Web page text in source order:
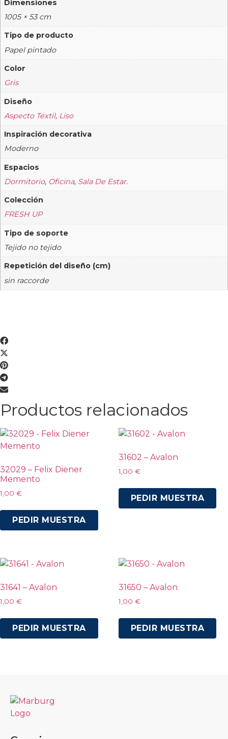
Dimensiones
1005 × 53 cm
Tipo de producto
Papel pintado
Color
Gris
Diseño
Aspecto Textil, Liso
Inspiración decorativa
Moderno
Espacios
Dormitorio, Oficina, Sala De Estar.
Colección
FRESH UP
Tipo de soporte
Tejido no tejido
Repetición del diseño (cm)
sin raccorde
Productos relacionados
32029 – Felix Diener
Memento
1,00 €
PEDIR MUESTRA
31602 – Avalon
1,00 €
PEDIR MUESTRA
31641 – Avalon
1,00 €
PEDIR MUESTRA
31650 – Avalon
1,00 €
PEDIR MUESTRA